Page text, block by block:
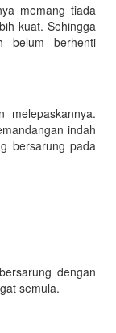
memang tiada
kuat. Sehingga
belum berhenti
melepaskannya.
indah
bersarung pada
dengan
semula.